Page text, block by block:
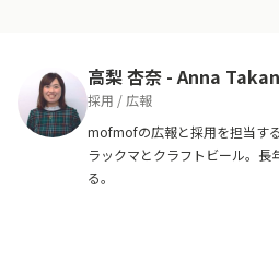
高梨 杏奈 -Anna
採用 / 広報
mofmofの広報と採用を担当す
ラックマとクラフトビール。
る。